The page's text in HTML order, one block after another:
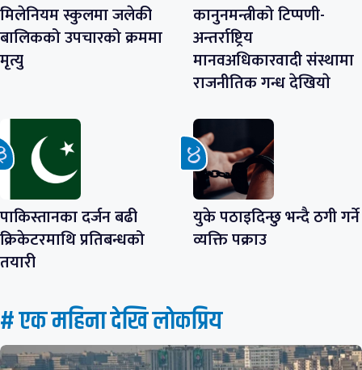
मिलेनियम स्कुलमा जलेकी
बालिकको उपचारको क्रममा
मृत्यु
कानुनमन्त्रीको टिप्पणी-
अन्तर्राष्ट्रिय
मानवअधिकारवादी संस्थामा
राजनीतिक गन्ध देखियाे
पाकिस्तानका दर्जन बढी
क्रिकेटरमाथि प्रतिबन्धको
तयारी
युके पठाइदिन्छु भन्दै ठगी गर्ने
व्यक्ति पक्राउ
# एक महिना देखि लाेकप्रिय